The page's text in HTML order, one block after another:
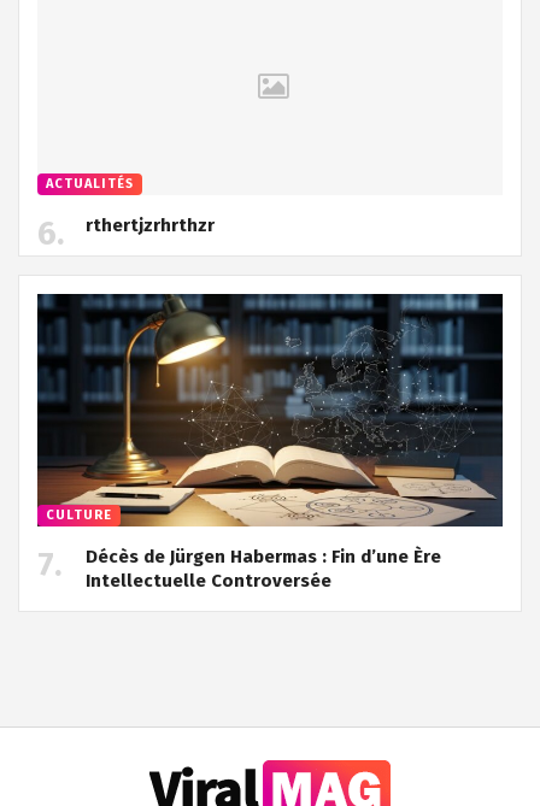
ACTUALITÉS
rthertjzrhrthzr
CULTURE
Décès de Jürgen Habermas : Fin d’une Ère
Intellectuelle Controversée